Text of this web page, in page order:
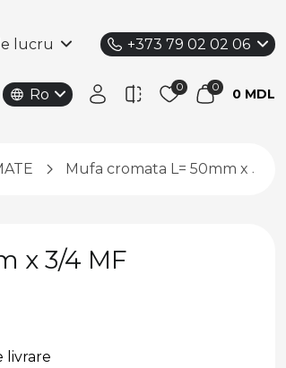
lucru +373 79 02 02 06
Ro 0 MDL
Mufa cromata L= 50mm x 3/4
x 3/4 MF
livrare